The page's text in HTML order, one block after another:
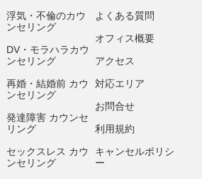
浮気・不倫のカウ
ンセリング
DV・モラハラカウ
ンセリング
再婚・結婚前 カウ
ンセリング
発達障害 カウンセ
リング
セックスレス カウ
ンセリング
よくある質問
オフィス概要
アクセス
対応エリア
お問合せ
利用規約
キャンセルポリシ
ー